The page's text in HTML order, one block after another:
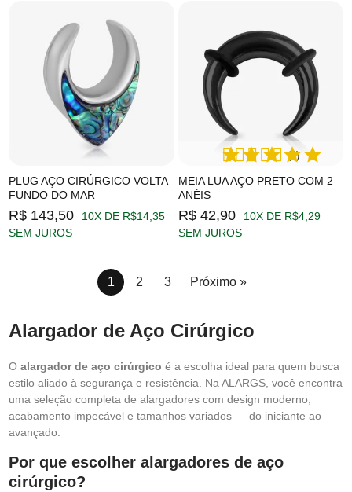
PLUG AÇO CIRÚRGICO VOLTA
FUNDO DO MAR
R$ 143,50
10X DE R$14,35
SEM JUROS
MEIA LUA AÇO PRETO COM 2
ANÉIS
(4)
R$ 42,90
10X DE R$4,29
SEM JUROS
1 2 3 Próximo »
Alargador de Aço Cirúrgico
O alargador de aço cirúrgico é a escolha ideal para quem busca
estilo aliado à segurança e resistência. Na ALARGS, você encontra
uma seleção completa de alargadores com design moderno,
acabamento impecável e tamanhos variados — do iniciante ao
avançado.
Por que escolher alargadores de aço
cirúrgico?